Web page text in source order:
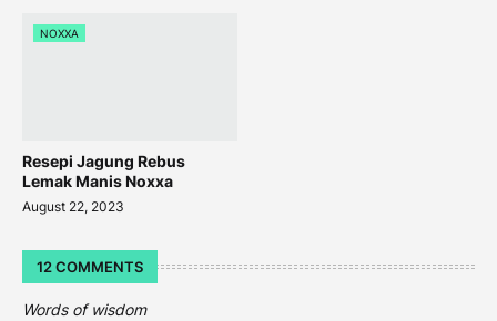
NOXXA
Resepi Jagung Rebus
Lemak Manis Noxxa
August 22, 2023
12 COMMENTS
Words of wisdom